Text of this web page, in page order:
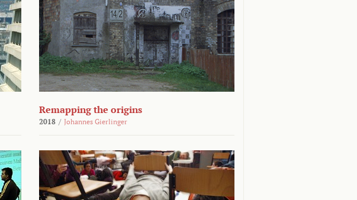
Remapping the origins
2018 / Johannes Gierlinger